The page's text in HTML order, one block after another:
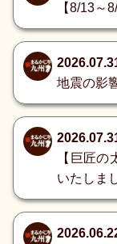
【8/13～
地震の影
【巨匠
いたしま